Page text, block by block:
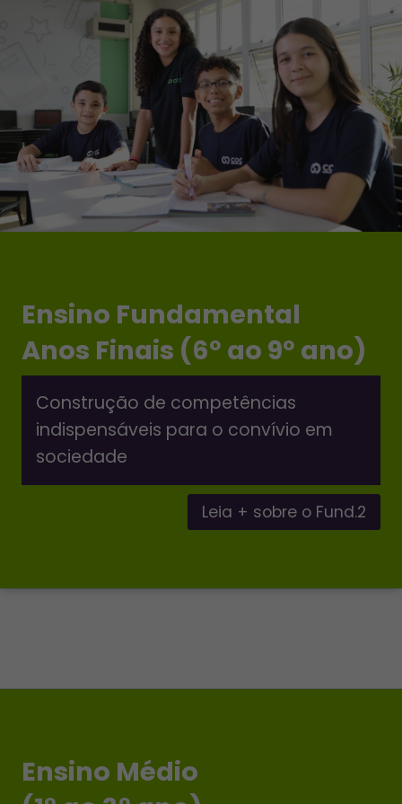
Ensino Fundamental
Anos Finais (6º ao 9º ano)
Construção de competências
indispensáveis para o convívio em
sociedade
Leia + sobre o Fund.2
Ensino Médio